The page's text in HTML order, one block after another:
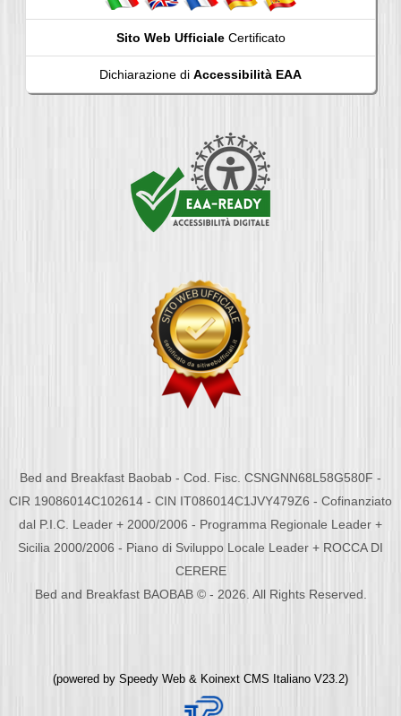
Sito Web UfficialeCertificato
Dichiarazione di Accessibilità EAA
Bed and Breakfast Baobab - Cod. Fisc. CSNGNN68L58G580F -
CIR 19086014C102614 - CIN IT086014C1JVY479Z6 - Cofinanziato
dal P.I.C. Leader + 2000/2006 - Programma Regionale Leader +
Sicilia 2000/2006 - Piano di Sviluppo Locale Leader + ROCCA DI
CERERE
Bed and Breakfast BAOBAB © - 2026. All Rights Reserved.
(powered by Speedy Web & Koinext CMS Italiano V23.2)